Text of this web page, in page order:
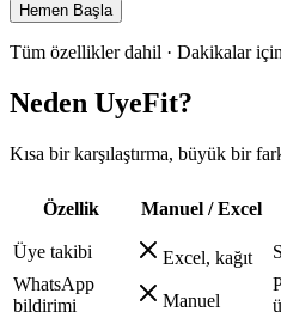
Hemen Başla
Tüm özellikler dahil · Dakikalar
Neden UyeFit?
Kısa bir karşılaştırma, büyük bir
Özellik Manuel / Excel
Üye takibi Excel, kağıt
WhatsApp
bildirimi
Manuel